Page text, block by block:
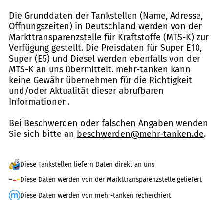
Die Grunddaten der Tankstellen (Name, Adresse,
Öffnungszeiten) in Deutschland werden von der
Markttransparenzstelle für Kraftstoffe (MTS-K) zur
Verfügung gestellt. Die Preisdaten für Super E10,
Super (E5) und Diesel werden ebenfalls von der
MTS-K an uns übermittelt. mehr-tanken kann
keine Gewähr übernehmen für die Richtigkeit
und/oder Aktualität dieser abrufbaren
Informationen.
Bei Beschwerden oder falschen Angaben wenden
Sie sich bitte an beschwerden@mehr-tanken.de.
Diese Tankstellen liefern Daten direkt an uns
Diese Daten werden von der Markttransparenzstelle geliefert
Diese Daten werden von mehr-tanken recherchiert